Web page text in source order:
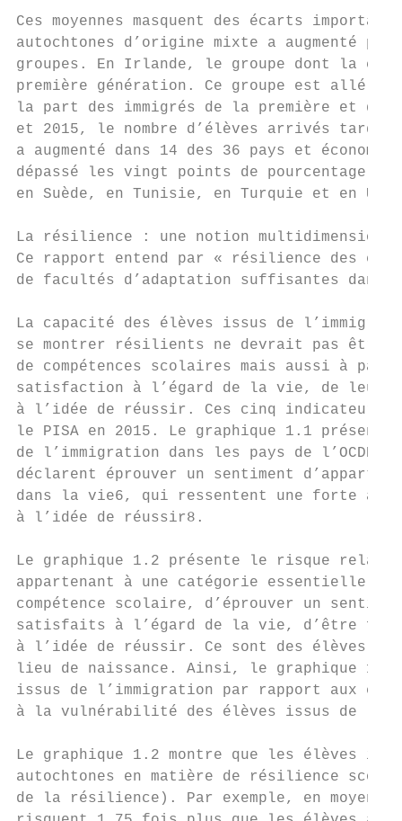
Ces moyennes masquent des écarts
autochtones d’origine mixte a augmenté
groupes. En Irlande, le groupe dont la
première génération. Ce groupe est allé
la part des immigrés de la première et de
et 2015, le nombre d’élèves arrivés
a augmenté dans 14 des 36 pays et
dépassé les vingt points de pourcentage
en Suède, en Tunisie, en Turquie et en
La résilience : une notion
Ce rapport entend par « résilience des
de facultés d’adaptation suffisantes dans
La capacité des élèves issus de
se montrer résilients ne devrait pas être
de compétences scolaires mais aussi à
satisfaction à l’égard de la vie, de leur
à l’idée de réussir. Ces cinq indicateurs
le PISA en 2015. Le graphique 1.1
de l’immigration dans les pays de
déclarent éprouver un sentiment
dans la vie6, qui ressentent une forte
à l’idée de réussir8.
Le graphique 1.2 présente le risque
appartenant à une catégorie essentielle,
compétence scolaire, d’éprouver un
satisfaits à l’égard de la vie, d’être
à l’idée de réussir. Ce sont des élèves
lieu de naissance. Ainsi, le graphique
issus de l’immigration par rapport aux
à la vulnérabilité des élèves issus de
Le graphique 1.2 montre que les élèves
autochtones en matière de résilience
de la résilience). Par exemple, en